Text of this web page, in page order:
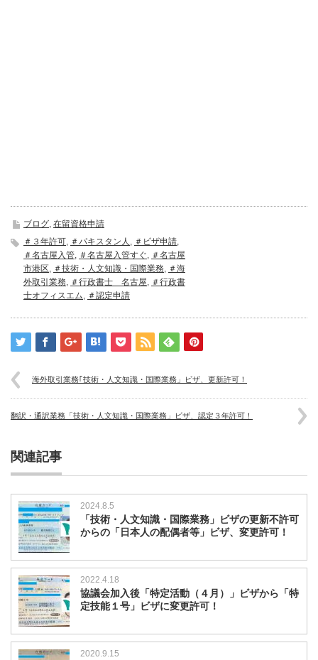
ブログ, 在留資格申請
＃３年許可, ＃パキスタン人 , ＃ビザ申請,
＃名古屋入管, ＃名古屋入管すぐ, ＃名古屋
市港区, ＃技術・人文知識・国際業務, ＃海
外取引業務, ＃行政書士 名古屋, ＃行政書
士オフィスエム, ＃認定申請
海外取引業務｢技術・人文知識・国際業務」ビザ、更新許可！
翻訳・通訳業務「技術・人文知識・国際業務」ビザ、認定３年許可！
関連記事
2024.8.5
「技術・人文知識・国際業務」ビザの更新不許可
からの「日本人の配偶者等」ビザ、変更許可！
2022.4.18
協議会加入後「特定活動（４月）」ビザから「特
定技能１号」ビザに変更許可！
2020.9.15